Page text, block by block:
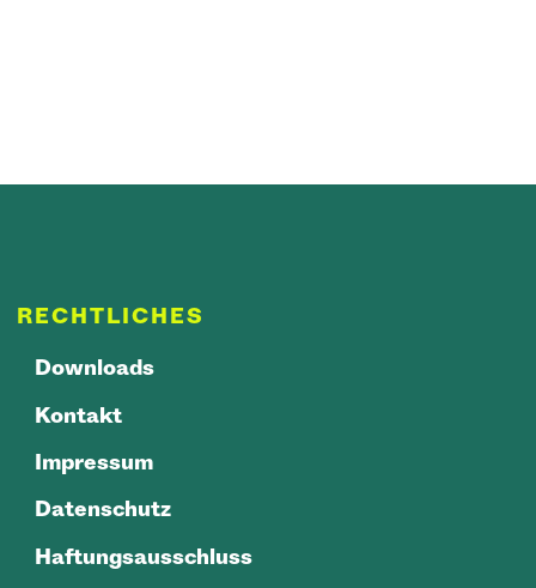
RECHTLICHES
Downloads
Kontakt
Impressum
Datenschutz
Haftungsausschluss